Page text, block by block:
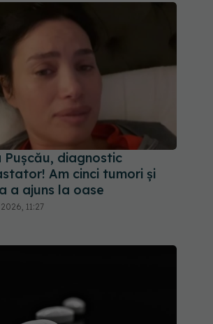
Pușcău, diagnostic
Am cinci tumori și
a ajuns la oase
11:27